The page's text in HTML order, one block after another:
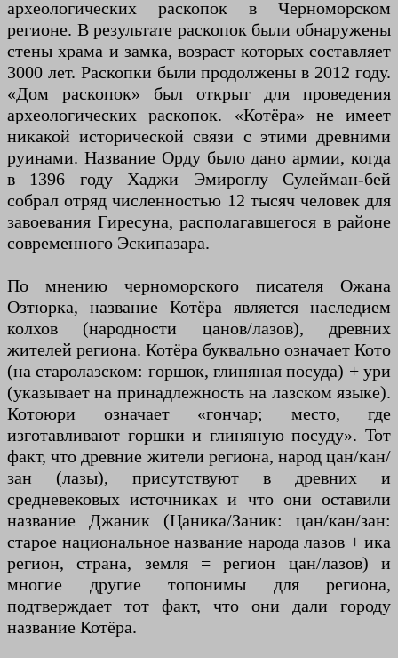
археологических раскопок в Черноморском
регионе. В результате раскопок были обнаружены
стены храма и замка, возраст которых составляет
3000 лет. Раскопки были продолжены в 2012 году.
«Дом раскопок» был открыт для проведения
археологических раскопок. «Котёра» не имеет
никакой исторической связи с этими древними
руинами. Название Орду было дано армии, когда
в 1396 году Хаджи Эмироглу Сулейман-бей
собрал отряд численностью 12 тысяч человек для
завоевания Гиресуна, располагавшегося в районе
современного Эскипазара.
По мнению черноморского писателя Ожана
Озтюрка, название Котёра является наследием
колхов (народности цанов/лазов), древних
жителей региона. Котёра буквально означает Кото
(на старолазском: горшок, глиняная посуда) + ури
(указывает на принадлежность на лазском языке).
Котоюри означает «гончар; место, где
изготавливают горшки и глиняную посуду». Тот
факт, что древние жители региона, народ цан/кан/
зан (лазы), присутствуют в древних и
средневековых источниках и что они оставили
название Джаник (Цаника/Заник: цан/кан/зан:
старое национальное название народа лазов + ика
регион, страна, земля = регион цан/лазов) и
многие другие топонимы для региона,
подтверждает тот факт, что они дали городу
название Котёра.